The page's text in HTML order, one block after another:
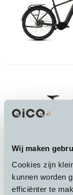
Wij maken
Cookies zijn
kunnen worden
efficiënter te
3 producten gevonden